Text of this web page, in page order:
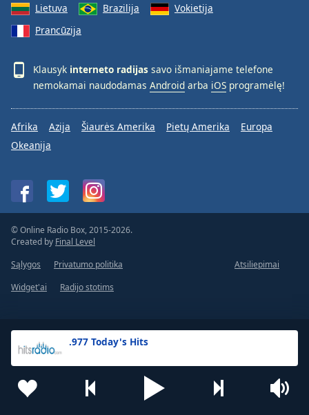
.977 Today's Hits
Lietuva
Brazilija
Vokietija
Prancūzija
Klausyk interneto radijas savo išmaniajame telefone
nemokamai naudodamas Android arba iOS programėlę!
Afrika Azija Šiaurės Amerika Pietų Amerika
Europa
Okeanija
© Online Radio Box, 2015-2026.
Created by Final Level
Sąlygos
Privatumo politika
Atsiliepimai
Widget'ai
Radijo stotims